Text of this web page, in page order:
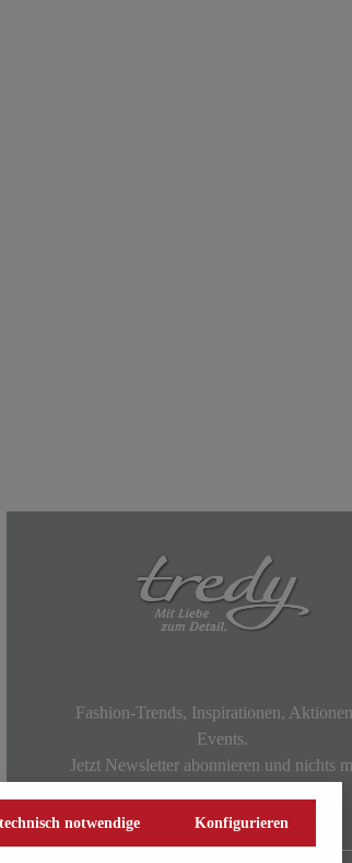
Fashion-Trends, Inspirationen,
Events.
Jetzt Newsletter abonnieren und nichts
notwendige Konfigurieren